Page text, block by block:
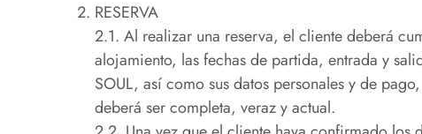
RESERVA
2.1. Al realizar una reserva, el cliente deberá
alojamiento, las fechas de partida, entrada y
SOUL, así como sus datos personales y de
deberá ser completa, veraz y actual.